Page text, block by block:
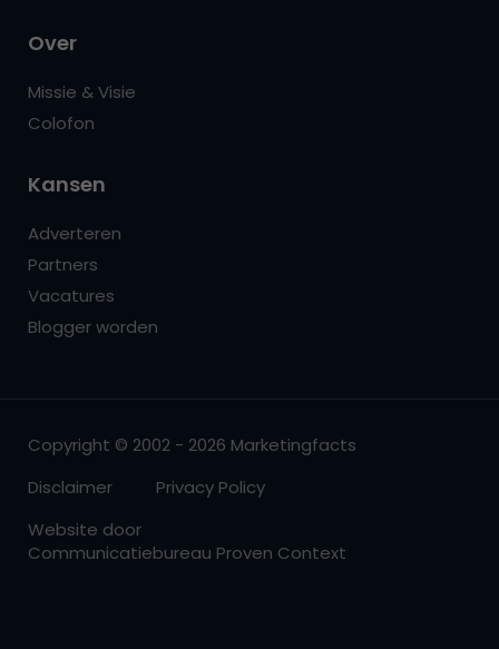
Over
Missie & Visie
Colofon
Kansen
Adverteren
Partners
Vacatures
Blogger worden
Copyright © 2002 - 2026 Marketingfacts
Disclaimer
Privacy Policy
Website door
Communicatiebureau Proven Context